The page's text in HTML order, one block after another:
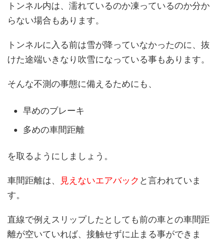
トンネル内は、濡れているのか凍っているのか分か
らない場合もあります。
トンネルに入る前は雪が降っていなかったのに、抜
けた途端いきなり吹雪になっている事もあります。
そんな不測の事態に備えるためにも、
早めのブレーキ
多めの車間距離
を取るようにしましょう。
車間距離は、 見えないエアバック と言われていま
す。
直線で例えスリップしたとしても前の車との車間距
離が空いていれば、接触せずに止まる事ができま